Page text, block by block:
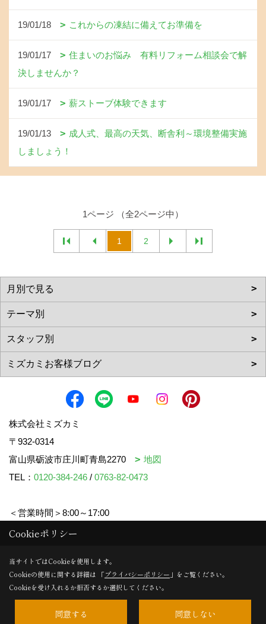
19/01/18 これからの凍結に備えてお準備を
19/01/17
住まいのお悩み 有料リフォーム相談会で解
決しませんか？
19/01/17 薪ストーブ体験できます
19/01/13
成人式、最高の天気、断舎利～環境整備実施
しましょう！
1ページ （全2ページ中）
1 2
株式会社ミズカミ
〒932-0314
富山県砺波市庄川町青島2270
地図
TEL： 0120-384-246 / 0763-82-0473
＜営業時間＞8:00～17:00
＜定休日＞水曜日・祝日
Copyright (c) mizukami. All Rights Reserved.
Cookieポリシー
当サイトではCookieを使用します。
Cookieの使用に関する詳細は 「プライバシーポリシー 」をご覧ください。
Cookieを受け入れるか拒否するか選択してください。
同意する 同意しない